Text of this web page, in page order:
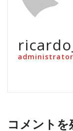
administrator
コメントを